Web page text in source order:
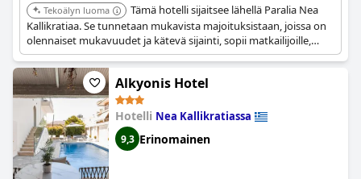
Tekoälyn luoma
Tämä hotelli sijaitsee lähellä Paralia Nea
Kallikratiaa. Se tunnetaan mukavista majoituksistaan, joissa on
olennaiset mukavuudet ja kätevä sijainti, sopii matkailijoille,
jotka etsivät vastinetta rahalle ja saavutettavuutta.
Alkyonis Hotel
Hotelli Nea Kallikratiassa
9,3 Erinomainen